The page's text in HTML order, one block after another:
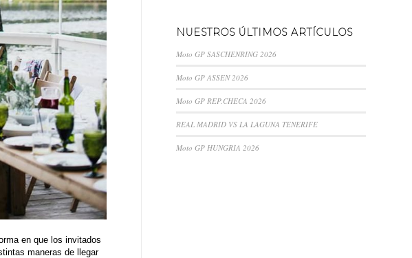
en que los invitados
maneras de llegar
NUESTROS ÚLTIMOS ARTÍCULOS
Moto GP SASCHENRING 2026
Moto GP ASSEN 2026
Moto GP REP.CHECA 2026
REAL MADRID VS LA LAGUNA TENERIFE
Moto GP HUNGRIA 2026